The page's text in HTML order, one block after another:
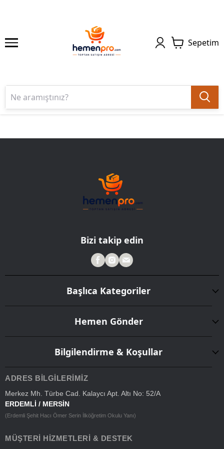
Sepetim
Bizi takip edin
Başlıca Kategoriler
Hemen Gönder
Bilgilendirme & Koşullar
ADRES BILGILERIMIZ
Merkez Mh. Türbe Cad. Kalaycı Apt. Altı No: 52/A
ERDEMLİ / MERSİN
(Erdemli Şehit Hacı Ömer Serin İlköğretim Okulu Yanı)
MÜŞTERI HIZMETLERI & DESTEK